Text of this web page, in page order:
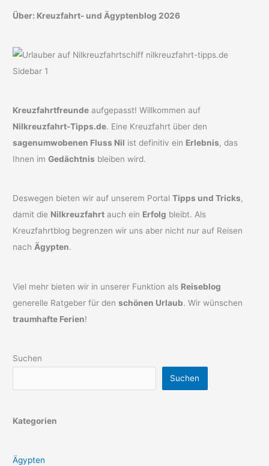
Über: Kreuzfahrt- und Ägyptenblog 2026
Kreuzfahrtfreunde aufgepasst! Willkommen auf
Nilkreuzfahrt-Tipps.de. Eine Kreuzfahrt über den
sagenumwobenen Fluss Nil ist definitiv ein Erlebnis, das
Ihnen imGedächtnis bleiben wird.
Deswegen bieten wir auf unserem PortalTipps und Tricks,
damit die Nilkreuzfahrt auch ein Erfolg bleibt. Als
Kreuzfahrtblog begrenzen wir uns aber nicht nur auf Reisen
nachÄgypten.
Viel mehr bieten wir in unserer Funktion als Reiseblog
generelle Ratgeber für denschönen Urlaub. Wir wünschen
traumhafte Ferien!
Suchen
Suchen
Kategorien
Ägypten